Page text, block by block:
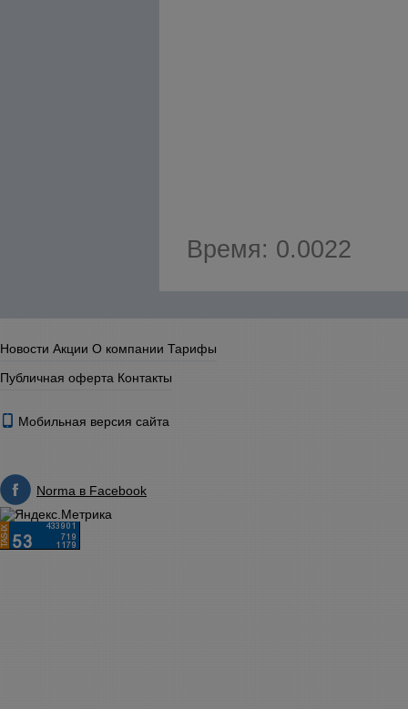
Время: 0.0022
Новости Акции О компании Тарифы
Публичная оферта Контакты
Мобильная версия сайта
Norma в Facebook